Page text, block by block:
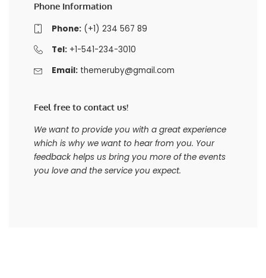
Phone Information
Phone:(+1) 234 567 89
Tel:+1-541-234-3010
Email: themeruby@gmail.com
Feel free to contact us!
We want to provide you with a great experience
which is why we want to hear from you. Your
feedback helps us bring you more of the events
you love and the service you expect.